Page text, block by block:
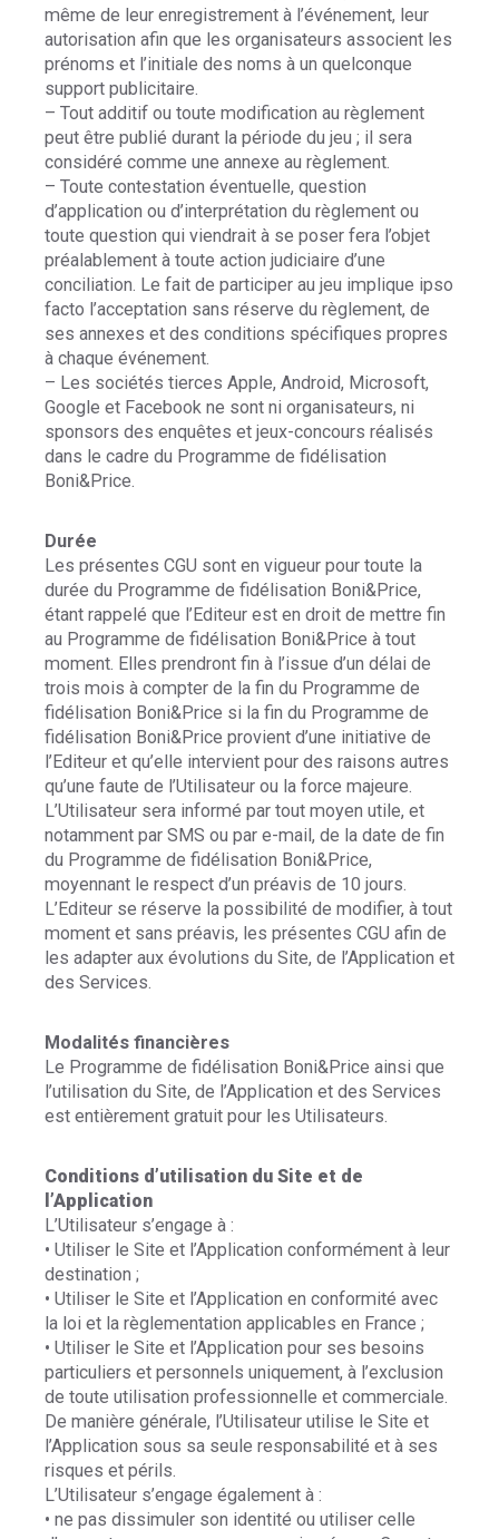
même de leur enregistrement à l’événement, leur
autorisation afin que les organisateurs associent les
prénoms et l’initiale des noms à un quelconque
support publicitaire.
– Tout additif ou toute modification au règlement
peut être publié durant la période du jeu ; il sera
considéré comme une annexe au règlement.
– Toute contestation éventuelle, question
d’application ou d’interprétation du règlement ou
toute question qui viendrait à se poser fera l’objet
préalablement à toute action judiciaire d’une
conciliation. Le fait de participer au jeu implique ipso
facto l’acceptation sans réserve du règlement, de
ses annexes et des conditions spécifiques propres
à chaque événement.
– Les sociétés tierces Apple, Android, Microsoft,
Google et Facebook ne sont ni organisateurs, ni
sponsors des enquêtes et jeux-concours réalisés
dans le cadre du Programme de fidélisation
Boni&Price.
Durée
Les présentes CGU sont en vigueur pour toute la
durée du Programme de fidélisation Boni&Price,
étant rappelé que l’Editeur est en droit de mettre fin
au Programme de fidélisation Boni&Price à tout
moment. Elles prendront fin à l’issue d’un délai de
trois mois à compter de la fin du Programme de
fidélisation Boni&Price si la fin du Programme de
fidélisation Boni&Price provient d’une initiative de
l’Editeur et qu’elle intervient pour des raisons autres
qu’une faute de l’Utilisateur ou la force majeure.
L’Utilisateur sera informé par tout moyen utile, et
notamment par SMS ou par e-mail, de la date de fin
du Programme de fidélisation Boni&Price,
moyennant le respect d’un préavis de 10 jours.
L’Editeur se réserve la possibilité de modifier, à tout
moment et sans préavis, les présentes CGU afin de
les adapter aux évolutions du Site, de l’Application et
des Services.
Modalités financières
Le Programme de fidélisation Boni&Price ainsi que
l’utilisation du Site, de l’Application et des Services
est entièrement gratuit pour les Utilisateurs.
Conditions d’utilisation du Site et de
l’Application
L’Utilisateur s’engage à :
• Utiliser le Site et l’Application conformément à leur
destination ;
• Utiliser le Site et l’Application en conformité avec
la loi et la règlementation applicables en France ;
• Utiliser le Site et l’Application pour ses besoins
particuliers et personnels uniquement, à l’exclusion
de toute utilisation professionnelle et commerciale.
De manière générale, l’Utilisateur utilise le Site et
l’Application sous sa seule responsabilité et à ses
risques et périls.
L’Utilisateur s’engage également à :
• ne pas dissimuler son identité ou utiliser celle